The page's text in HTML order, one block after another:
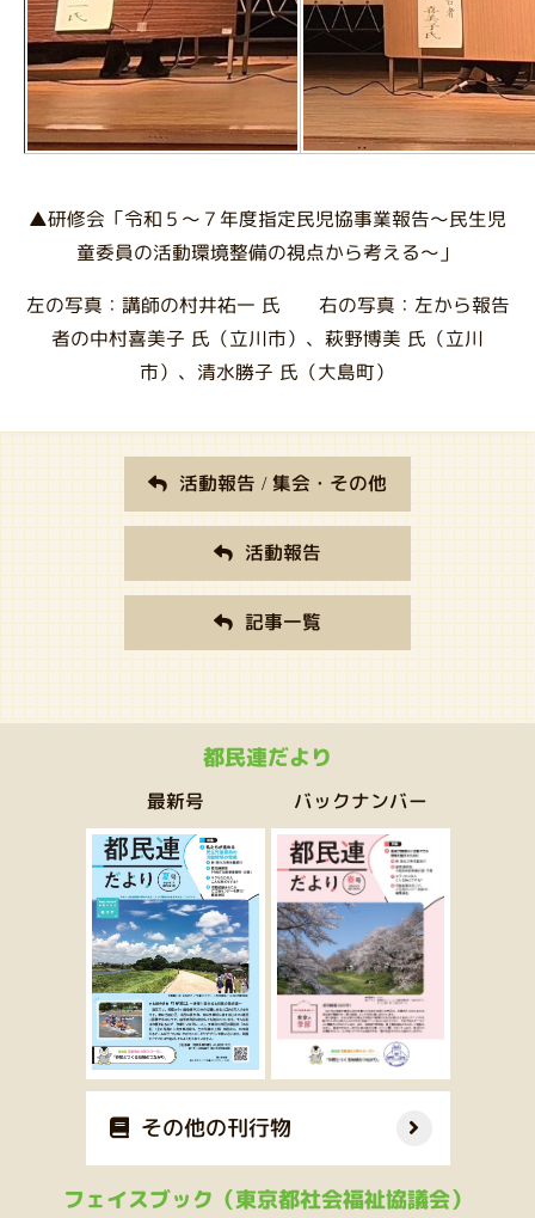
▲研修会「令和５～７年度指定民児協事業報告～民生児
童委員の活動環境整備の視点から考える～」
左の写真：講師の村井祐一 氏 右の写真：左から報告
者の中村喜美子 氏（立川市）、萩野博美 氏（立川
市）、清水勝子 氏（大島町）
活動報告 / 集会・その他
活動報告
記事一覧
都民連だより
最新号 バックナンバー
その他の刊行物
フェイスブック（東京都社会福祉協議会）